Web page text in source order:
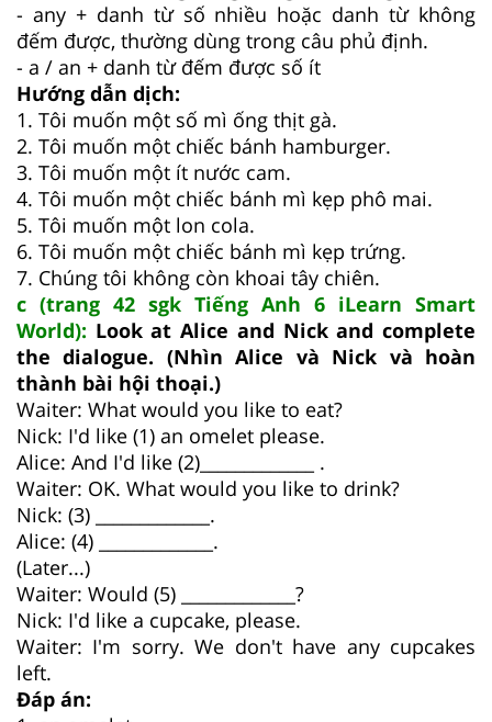
- any + danh từ số nhiều hoặc danh từ không
đếm được, thường dùng trong câu phủ định.
- a / an + danh từ đếm được số ít
Hướng dẫn dịch:
1. Tôi muốn một số mì ống thịt gà.
2. Tôi muốn một chiếc bánh hamburger.
3. Tôi muốn một ít nước cam.
4. Tôi muốn một chiếc bánh mì kẹp phô mai.
5. Tôi muốn một lon cola.
6. Tôi muốn một chiếc bánh mì kẹp trứng.
7. Chúng tôi không còn khoai tây chiên.
c (trang 42 sgk Tiếng Anh 6 iLearn Smart
World): Look at Alice and Nick and complete
the dialogue. (Nhìn Alice và Nick và hoàn
thành bài hội thoại.)
Waiter: What would you like to eat?
Nick: I'd like (1) an omelet please.
Alice: And I'd like (2)_____________ .
Waiter: OK. What would you like to drink?
Nick: (3) _____________.
Alice: (4) _____________.
(Later...)
Waiter: Would (5) _____________?
Nick: I'd like a cupcake, please.
Waiter: I'm sorry. We don't have any cupcakes
left.
Đáp án: